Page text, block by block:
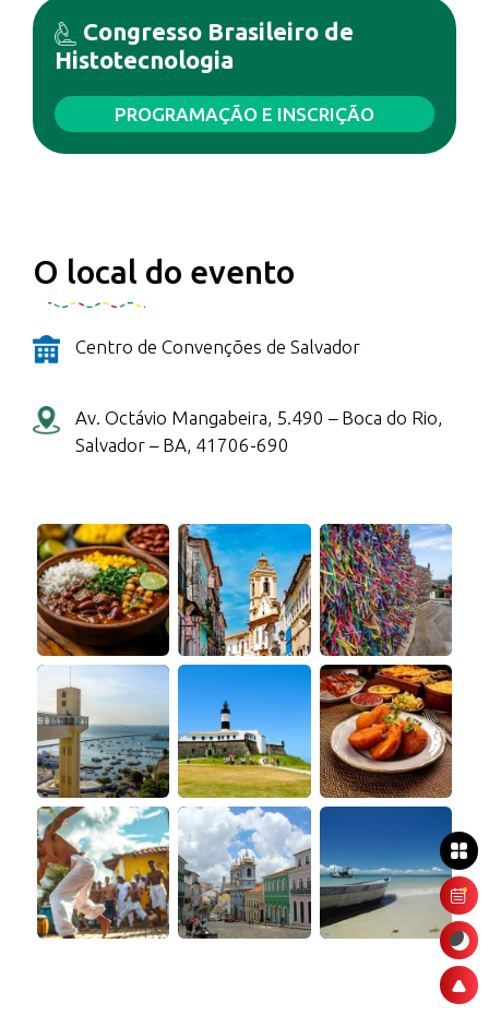
Congresso Brasileiro de
Histotecnologia
PROGRAMAÇÃO E INSCRIÇÃO
O local do evento
Centro de Convenções de Salvador
Av. Octávio Mangabeira, 5.490 – Boca do Rio,
Salvador – BA, 41706-690